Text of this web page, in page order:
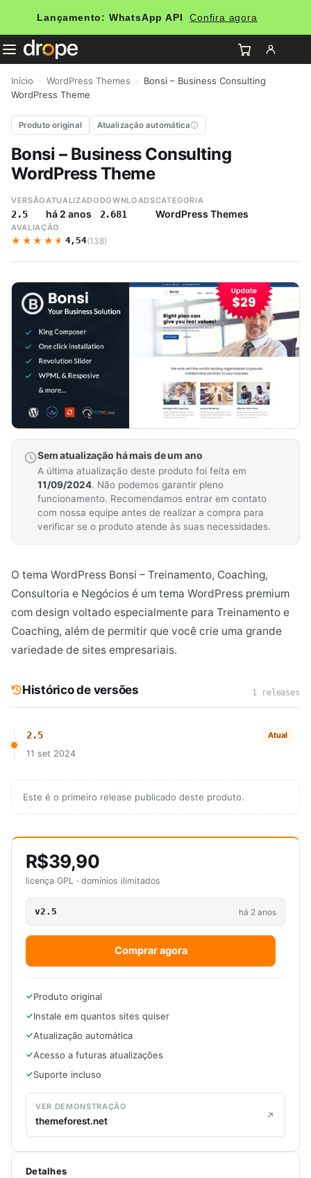
Lançamento: WhatsApp API Confira agora
Início WordPress Themes
Bonsi – Business Consulting
WordPress Theme
Produto original Atualização automática
Bonsi – Business Consulting
WordPress Theme
VERSÃO
2.5
ATUALIZADO
há 2 anos
DOWNLOADS
2.681
CATEGORIA
WordPress Themes
AVALIAÇÃO
★★★★★
★★★★★ 4,54(138)
Sem atualização há mais de um ano
A última atualização deste produto foi feita em
11/09/2024. Não podemos garantir pleno
funcionamento. Recomendamos entrar em contato
com nossa equipe antes de realizar a compra para
verificar se o produto atende às suas necessidades.
O tema WordPress Bonsi – Treinamento, Coaching,
Consultoria e Negócios é um tema WordPress premium
com design voltado especialmente para Treinamento e
Coaching, além de permitir que você crie uma grande
variedade de sites empresariais.
Histórico de versões 1 releases
2.5 Atual
11 set 2024
Este é o primeiro release publicado deste produto.
R$39,90
licença GPL · domínios ilimitados
v2.5 há 2 anos
Comprar agora
Produto original
Instale em quantos sites quiser
Atualização automática
Acesso a futuras atualizações
Suporte incluso
VER DEMONSTRAÇÃO
themeforest.net
Detalhes